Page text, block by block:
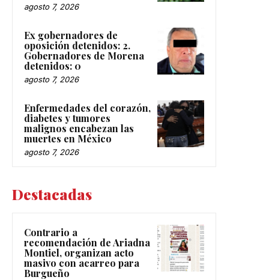
agosto 7, 2026
Ex gobernadores de
oposición detenidos: 2.
Gobernadores de Morena
detenidos: 0
agosto 7, 2026
Enfermedades del corazón,
diabetes y tumores
malignos encabezan las
muertes en México
agosto 7, 2026
Destacadas
Contrario a
recomendación de Ariadna
Montiel, organizan acto
masivo con acarreo para
Burgueño